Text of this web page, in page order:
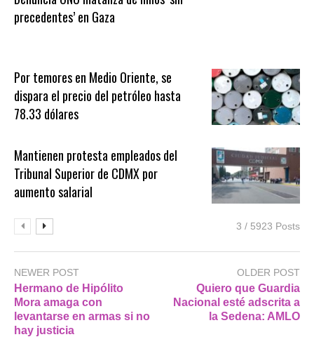
precedentes’ en Gaza
Por temores en Medio Oriente, se
dispara el precio del petróleo hasta
78.33 dólares
Mantienen protesta empleados del
Tribunal Superior de CDMX por
aumento salarial
3 / 5923 Posts
NEWER POST
Hermano de Hipólito
Mora amaga con
levantarse en armas si no
hay justicia
OLDER POST
Quiero que Guardia
Nacional esté adscrita a
la Sedena: AMLO